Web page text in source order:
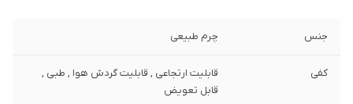
جنس چرم طبیعی
کفی
قابلیت ارتجاعی , قابلیت گردش هوا , طبی ,
قابل تعویض